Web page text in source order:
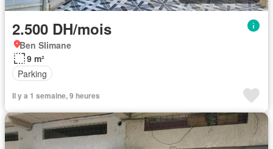
2.500 DH/mois
Ben Slimane
9 m²
Parking
Il y a 1 semaine, 9 heures